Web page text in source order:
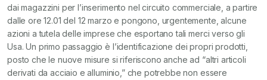
dai magazzini per l’inserimento nel circuito commerciale, a partire
dalle ore 12.01 del 12 marzo e pongono, urgentemente, alcune
azioni a tutela delle imprese che esportano tali merci verso gli
Usa. Un primo passaggio è l’identificazione dei propri prodotti,
posto che le nuove misure si riferiscono anche ad “altri articoli
derivati da acciaio e alluminio,” che potrebbe non essere